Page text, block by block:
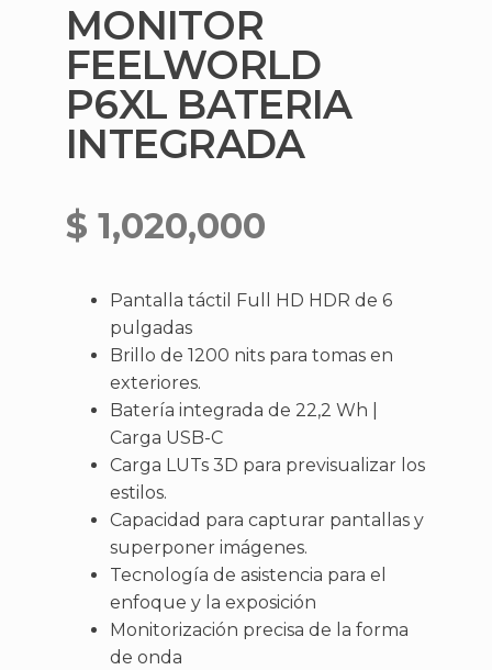
MONITOR
FEELWORLD
P6XL BATERIA
INTEGRADA
$ 1,020,000
Pantalla táctil Full HD HDR de 6
pulgadas
Brillo de 1200 nits para tomas en
exteriores.
Batería integrada de 22,2 Wh |
Carga USB-C
Carga LUTs 3D para previsualizar los
estilos.
Capacidad para capturar pantallas y
superponer imágenes.
Tecnología de asistencia para el
enfoque y la exposición
Monitorización precisa de la forma
de onda